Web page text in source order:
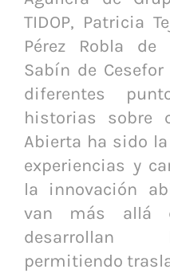
TIDOP, Patricia
Pérez Robla de
Sabín de
diferentes
historias sobre
Abierta ha sido
experiencias y
la innovación
van más allá
desarrollan
permitiendo